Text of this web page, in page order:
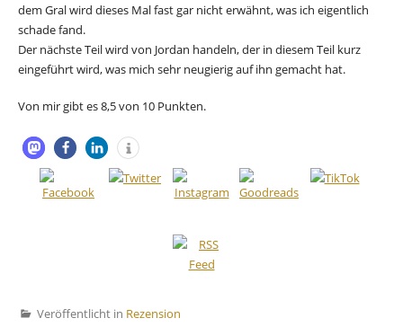
dem Gral wird dieses Mal fast gar nicht erwähnt, was ich eigentlich
schade fand.
Der nächste Teil wird von Jordan handeln, der in diesem Teil kurz
eingeführt wird, was mich sehr neugierig auf ihn gemacht hat.
Von mir gibt es 8,5 von 10 Punkten.
Veröffentlicht in Rezension